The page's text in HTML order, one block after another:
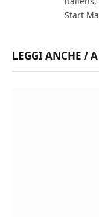
Start
LEGGI ANCHE /